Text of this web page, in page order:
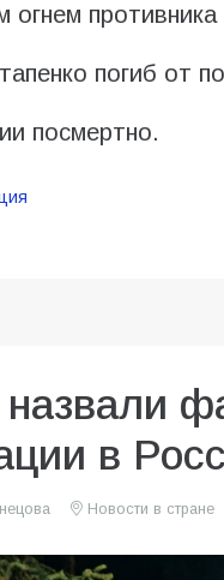
огнем
погиб от
посмертно.
в
Новости в стране